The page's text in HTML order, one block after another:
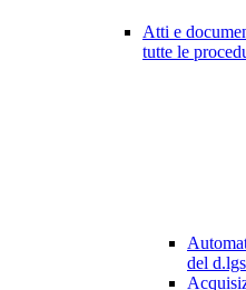
Atti e
tutte le
del